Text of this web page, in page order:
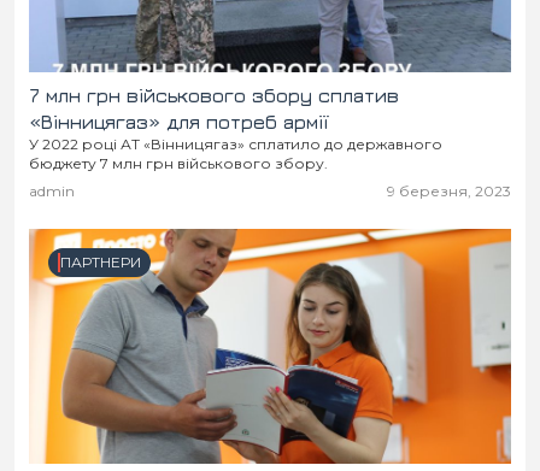
7 млн грн військового збору сплатив
«Вінницягаз» для потреб армії
У 2022 році АТ «Вінницягаз» сплатило до державного
бюджету 7 млн грн військового збору.
admin
9 березня, 2023
ПАРТНЕРИ